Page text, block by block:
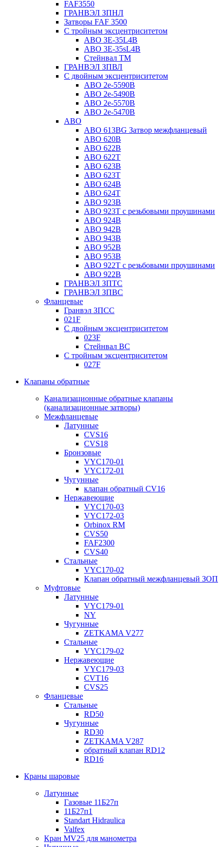
FAF3550
ГРАНВЭЛ ЗПНЛ
Затворы FAF 3500
С тройным эксцентриситетом
ABO ЗE-35L4B
ABO 3E-35sL4B
Стейнвал ТМ
ГРАНВЭЛ ЗПВЛ
С двойным эксцентриситетом
ABO 2e-5590B
ABO 2е-5490B
ABO 2е-5570B
ABO 2е-5470B
ABO
ABO 613BG Затвор межфланцевый
ABO 620B
ABO 622B
ABO 622T
ABO 623B
ABO 623T
ABO 624В
ABO 624Т
ABO 923B
ABO 923Т с резьбовыми проушинами
ABO 924B
ABO 942B
ABO 943B
ABO 952B
ABO 953B
ABO 922T с резьбовыми проушинами
ABO 922B
ГРАНВЭЛ ЗПТС
ГРАНВЭЛ ЗПВС
Фланцевые
Гранвэл ЗПСС
021F
С двойным эксцентриситетом
023F
Стейнвал BC
С тройным эксцентриситетом
027F
Клапаны обратные
Канализационные обратные клапаны
(канализационные затворы)
Межфланцевые
Латунные
CVS16
CVS18
Бронзовые
VYC170-01
VYC172-01
Чугунные
клапан обратный CV16
Нержавеющие
VYC170-03
VYC172-03
Orbinox RM
CVS50
FAF2300
CVS40
Стальные
VYC170-02
Клапан обратный межфланцевый ЗОП
Муфтовые
Латунные
VYC179-01
NY
Чугунные
ZETKAMA V277
Стальные
VYC179-02
Нержавеющие
VYC179-03
CVT16
CVS25
Фланцевые
Стальные
RD50
Чугунные
RD30
ZETKAMA V287
обратный клапан RD12
RD16
Краны шаровые
Латунные
Газовые 11Б27п
11Б27п1
Standart Hidraulica
Valfex
Кран MV25 для манометра